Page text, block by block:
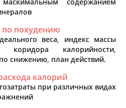
похудению
веса, индекс массы
коридора калорийности,
снижению, план действий.
калорий
при различных видах